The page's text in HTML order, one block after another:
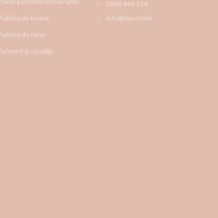
de livrare
de retur
și condiții
(068) 446 524
info@decor.md